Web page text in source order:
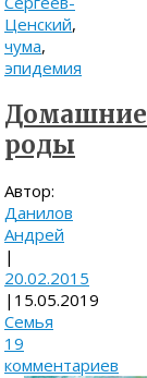
Ценский,
чума,
эпидемия
Домашние
роды
Автор:
Данилов
Андрей
|
20.02.2015
| 15.05.2019
Семья
19
комментариев